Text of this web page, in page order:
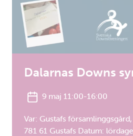
Dalarnas Downs
9 maj 11:00-16:00
Var: Gustafs
781 61 Gustafs Datum: